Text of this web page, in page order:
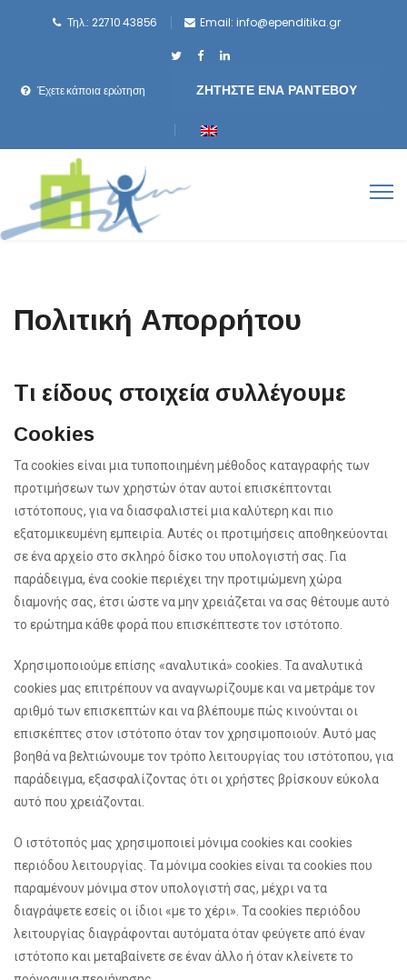
Τηλ.: 22710 43856 Email: info@ependitika.gr
Έχετε κάποια ερώτηση ΖΗΤΗΣΤΕ ΕΝΑ ΡΑΝΤΕΒΟΥ
Πολιτική Απορρήτου
Τι είδους στοιχεία συλλέγουμε
Cookies
Τα cookies είναι μια τυποποιημένη μέθοδος καταγραφής των
προτιμήσεων των χρηστών όταν αυτοί επισκέπτονται
ιστότοπους, για να διασφαλιστεί μια καλύτερη και πιο
εξατομικευμένη εμπειρία. Αυτές οι προτιμήσεις αποθηκεύονται
σε ένα αρχείο στο σκληρό δίσκο του υπολογιστή σας. Για
παράδειγμα, ένα cookie περιέχει την προτιμώμενη χώρα
διαμονής σας, έτσι ώστε να μην χρειάζεται να σας θέτουμε αυτό
το ερώτημα κάθε φορά που επισκέπτεστε τον ιστότοπο.
Χρησιμοποιούμε επίσης «αναλυτικά» cookies. Τα αναλυτικά
cookies μας επιτρέπουν να αναγνωρίζουμε και να μετράμε τον
αριθμό των επισκεπτών και να βλέπουμε πώς κινούνται οι
επισκέπτες στον ιστότοπο όταν τον χρησιμοποιούν. Αυτό μας
βοηθά να βελτιώνουμε τον τρόπο λειτουργίας του ιστότοπου, για
παράδειγμα, εξασφαλίζοντας ότι οι χρήστες βρίσκουν εύκολα
αυτό που χρειάζονται.
Ο ιστότοπός μας χρησιμοποιεί μόνιμα cookies και cookies
περιόδου λειτουργίας. Τα μόνιμα cookies είναι τα cookies που
παραμένουν μόνιμα στον υπολογιστή σας, μέχρι να τα
διαγράψετε εσείς οι ίδιοι «με το χέρι». Τα cookies περιόδου
λειτουργίας διαγράφονται αυτόματα όταν φεύγετε από έναν
ιστότοπο και μεταβαίνετε σε έναν άλλο ή όταν κλείνετε το